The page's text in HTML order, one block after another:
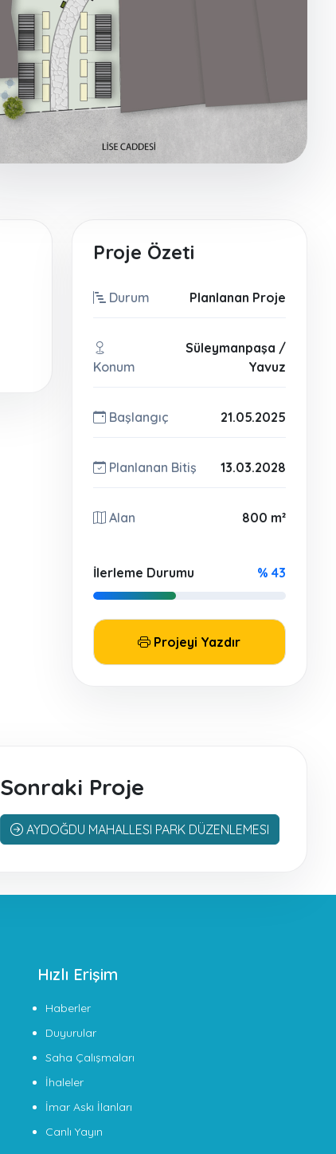
Proje Özeti
Durum Planlanan Proje
Konum
Süleymanpaşa /
Yavuz
Başlangıç 21.05.2025
Planlanan Bitiş 13.03.2028
Alan 800 m²
İlerleme Durumu % 43
Projeyi Yazdır
Sonraki Proje
AYDOĞDU MAHALLESI PARK DÜZENLEMESI
Hızlı Erişim
Haberler
Duyurular
Saha Çalışmaları
İhaleler
İmar Askı İlanları
Canlı Yayın